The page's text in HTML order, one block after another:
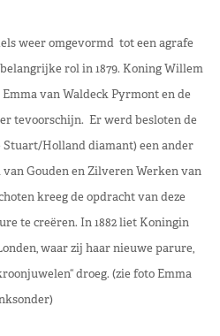
weer omgevormd tot een agrafe
rol in 1879. Koning Willem
van Waldeck Pyrmont en de
tevoorschijn. Er werd besloten de
Holland diamant) een ander
Gouden en Zilveren Werken van
kreeg de opdrachtvan deze
te creëren. In 1882 liet Koningin
waar zij haar nieuwe parure,
droeg. (zie foto Emma